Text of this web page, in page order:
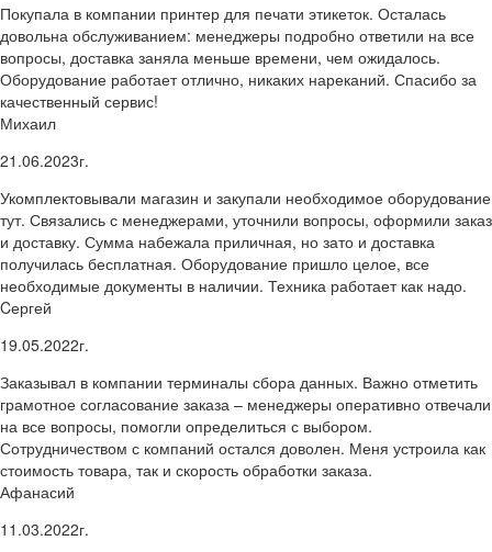
Покупала в компании принтер для печати этикеток. Осталась
довольна обслуживанием: менеджеры подробно ответили на все
вопросы, доставка заняла меньше времени, чем ожидалось.
Оборудование работает отлично, никаких нареканий. Спасибо за
качественный сервис!
Михаил
21.06.2023г.
Укомплектовывали магазин и закупали необходимое оборудование
тут. Связались с менеджерами, уточнили вопросы, оформили заказ
и доставку. Сумма набежала приличная, но зато и доставка
получилась бесплатная. Оборудование пришло целое, все
необходимые документы в наличии. Техника работает как надо.
Cергей
19.05.2022г.
Заказывал в компании терминалы сбора данных. Важно отметить
грамотное согласование заказа – менеджеры оперативно отвечали
на все вопросы, помогли определиться с выбором.
Сотрудничеством с компаний остался доволен. Меня устроила как
стоимость товара, так и скорость обработки заказа.
Афанасий
11.03.2022г.